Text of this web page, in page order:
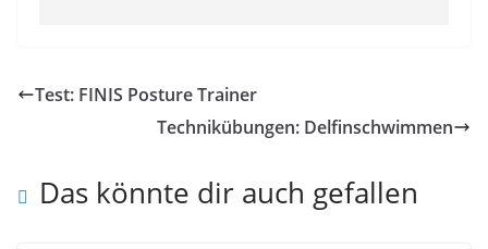
Test: FINIS Posture Trainer
Technikübungen: Delfinschwimmen
Das könnte dir auch gefallen